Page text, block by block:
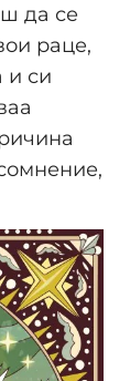
да се
раце,
и си